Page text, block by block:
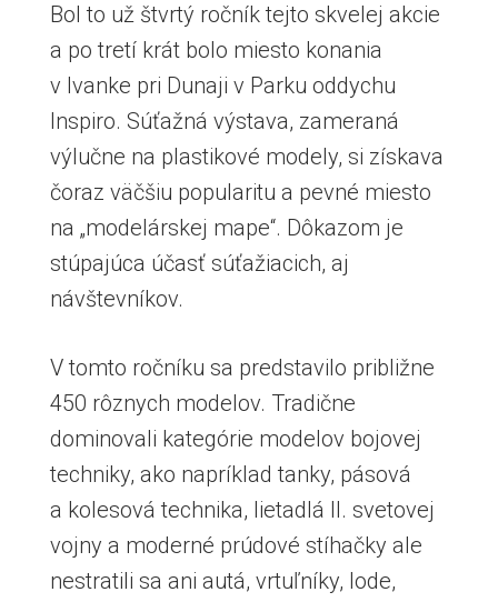
Bol to už štvrtý ročník tejto skvelej akcie
a po tretí krát bolo miesto konania
v Ivanke pri Dunaji v Parku oddychu
Inspiro. Súťažná výstava, zameraná
výlučne na plastikové modely, si získava
čoraz väčšiu popularitu a pevné miesto
na „modelárskej mape“. Dôkazom je
stúpajúca účasť súťažiacich, aj
návštevníkov.
V tomto ročníku sa predstavilo približne
450 rôznych modelov. Tradične
dominovali kategórie modelov bojovej
techniky, ako napríklad tanky, pásová
a kolesová technika, lietadlá II. svetovej
vojny a moderné prúdové stíhačky ale
nestratili sa ani autá, vrtuľníky, lode,